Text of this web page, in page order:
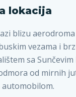
lokacija
blizu
vezama i
sa
od mirnih